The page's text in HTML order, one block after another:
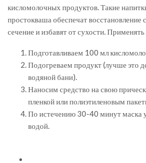
кисломолочных продуктов. Такие
простокваша обеспечат восстановление
сечение и избавят от сухости.
Подготавливаем 100 мл
Подогреваем продукт (лучше это
водяной бани).
Наносим средство на свою
пленкой или полиэтиленовым
По истечению 30-40 минут маска
водой.